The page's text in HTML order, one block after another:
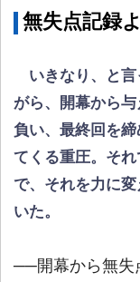
無失点記録
いきなり、と言
がら、開幕から
負い、最終回を
てくる重圧。そ
で、それを力に
いた。
──開幕から無失